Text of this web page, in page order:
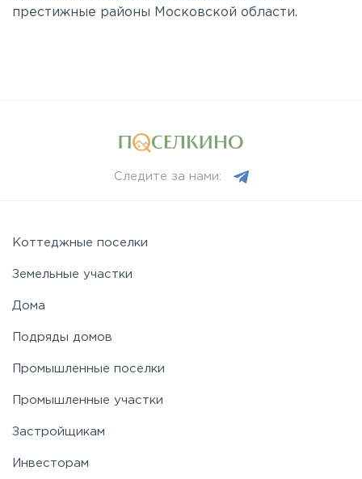
престижные районы Московской области.
Следите за нами:
Коттеджные поселки
Земельные участки
Дома
Подряды домов
Промышленные поселки
Промышленные участки
Застройщикам
Инвесторам